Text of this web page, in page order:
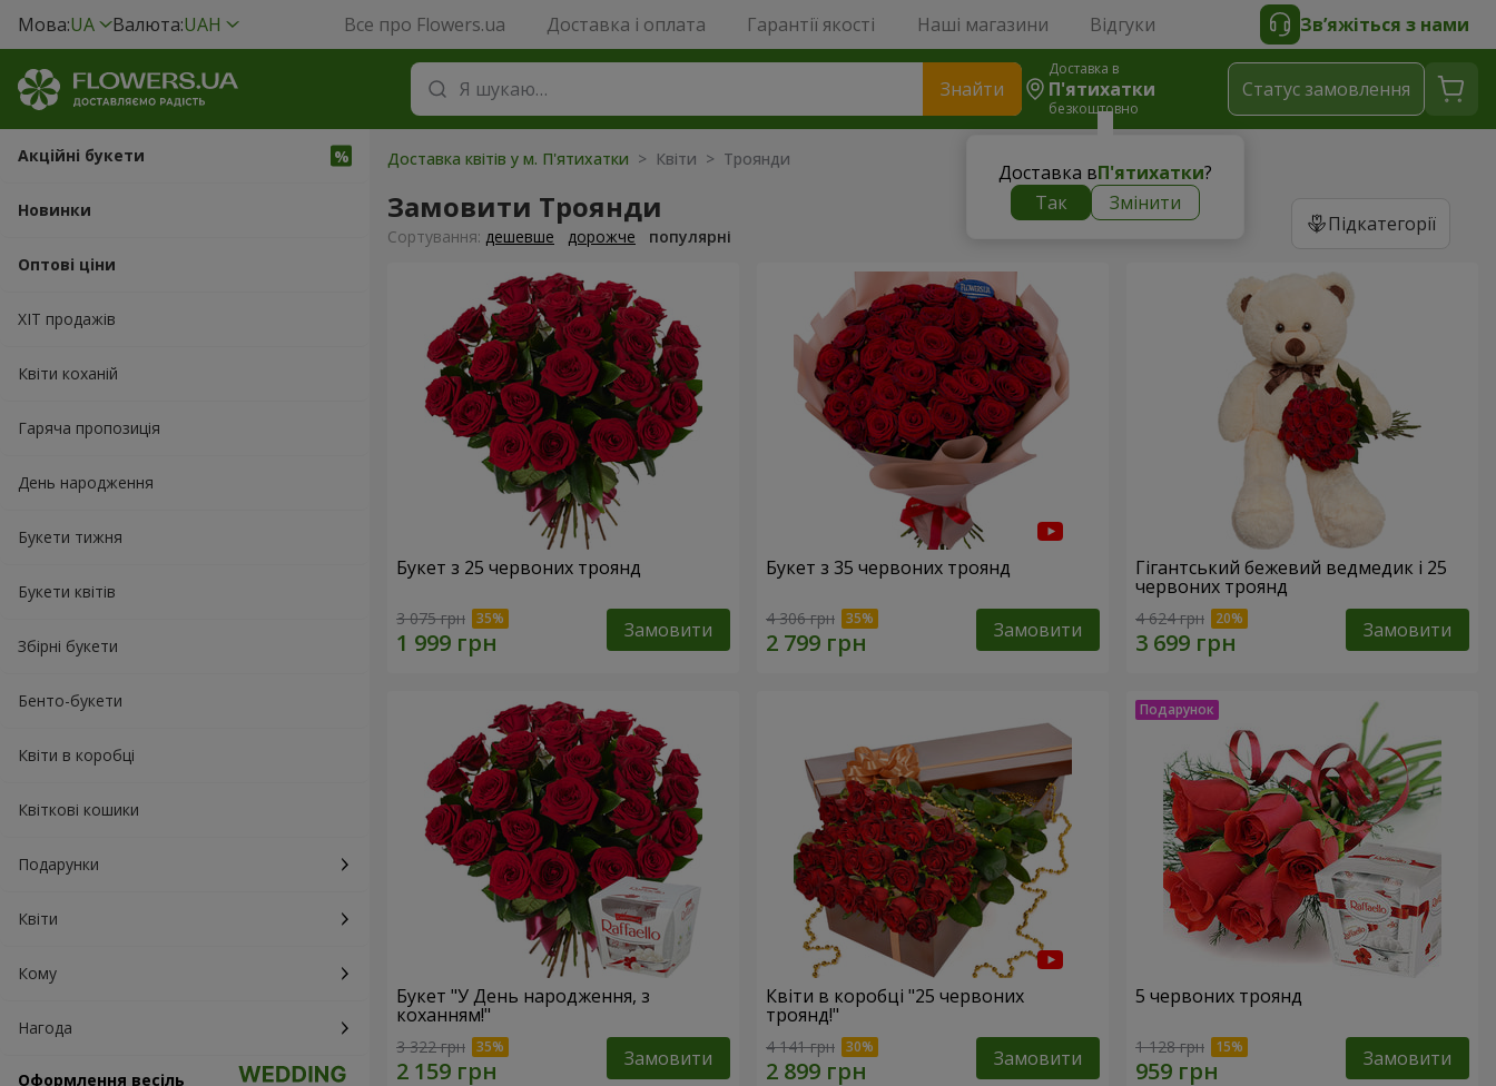
Мова:UA Валюта:UAH Все про Flowers.ua Доставка і оплата Гарантії якості Наші магазини Відгуки Зв’яжіться з нами
Знайти
Доставка в
П'ятихатки
безкоштовно
Доставка вП'ятихатки?
Так
Змінити
Статус замовлення
Акційні букети
Новинки
Оптові ціни
ХІТ продажів
Квіти коханій
Гаряча пропозиція
День народження
Букети тижня
Букети квітів
Збірні букети
Бенто-букети
Квіти в коробці
Квіткові кошики
Подарунки
Квіти
Кому
Нагода
Оформлення весіль
Доставка квітів у м. П'ятихатки > Квіти > Троянди
Замовити Троянди Підкатегорії
Сортування: дешевше дорожче популярні
Букет з 25 червоних троянд
3 075 грн Замовити
Букет з 35 червоних троянд
4 306 грн Замовити
Гігантський бежевий ведмедик і 25
червоних троянд
4 624 грн Замовити
Букет "У День народження, з
коханням!"
3 322 грн Замовити
Квіти в коробці "25 червоних
троянд!"
4 141 грн Замовити
5 червоних троянд
1 128 грн Замовити